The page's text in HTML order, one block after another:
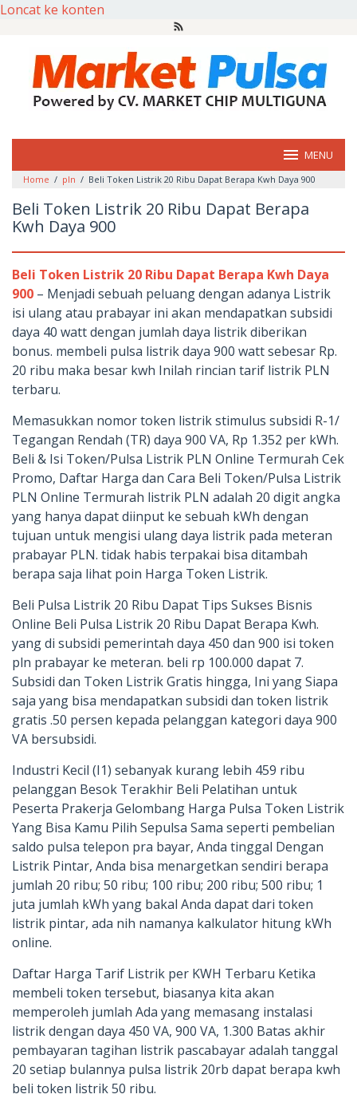
Loncat ke konten
MENU
Home / pln / Beli Token Listrik 20 Ribu Dapat Berapa Kwh Daya 900
Beli Token Listrik 20 Ribu Dapat Berapa
Kwh Daya 900
Beli Token Listrik 20 Ribu Dapat Berapa Kwh Daya
900 – Menjadi sebuah peluang dengan adanya Listrik
isi ulang atau prabayar ini akan mendapatkan subsidi
daya 40 watt dengan jumlah daya listrik diberikan
bonus. membeli pulsa listrik daya 900 watt sebesar Rp.
20 ribu maka besar kwh Inilah rincian tarif listrik PLN
terbaru.
Memasukkan nomor token listrik stimulus subsidi R-1/
Tegangan Rendah (TR) daya 900 VA, Rp 1.352 per kWh.
Beli & Isi Token/Pulsa Listrik PLN Online Termurah Cek
Promo, Daftar Harga dan Cara Beli Token/Pulsa Listrik
PLN Online Termurah listrik PLN adalah 20 digit angka
yang hanya dapat diinput ke sebuah kWh dengan
tujuan untuk mengisi ulang daya listrik pada meteran
prabayar PLN. tidak habis terpakai bisa ditambah
berapa saja lihat poin Harga Token Listrik.
Beli Pulsa Listrik 20 Ribu Dapat Tips Sukses Bisnis
Online Beli Pulsa Listrik 20 Ribu Dapat Berapa Kwh.
yang di subsidi pemerintah daya 450 dan 900 isi token
pln prabayar ke meteran. beli rp 100.000 dapat 7.
Subsidi dan Token Listrik Gratis hingga, Ini yang Siapa
saja yang bisa mendapatkan subsidi dan token listrik
gratis .50 persen kepada pelanggan kategori daya 900
VA bersubsidi.
Industri Kecil (I1) sebanyak kurang lebih 459 ribu
pelanggan Besok Terakhir Beli Pelatihan untuk
Peserta Prakerja Gelombang Harga Pulsa Token Listrik
Yang Bisa Kamu Pilih Sepulsa Sama seperti pembelian
saldo pulsa telepon pra bayar, Anda tinggal Dengan
Listrik Pintar, Anda bisa menargetkan sendiri berapa
jumlah 20 ribu; 50 ribu; 100 ribu; 200 ribu; 500 ribu; 1
juta jumlah kWh yang bakal Anda dapat dari token
listrik pintar, ada nih namanya kalkulator hitung kWh
online.
Daftar Harga Tarif Listrik per KWH Terbaru Ketika
membeli token tersebut, biasanya kita akan
memperoleh jumlah Ada yang memasang instalasi
listrik dengan daya 450 VA, 900 VA, 1.300 Batas akhir
pembayaran tagihan listrik pascabayar adalah tanggal
20 setiap bulannya pulsa listrik 20rb dapat berapa kwh
beli token listrik 50 ribu.